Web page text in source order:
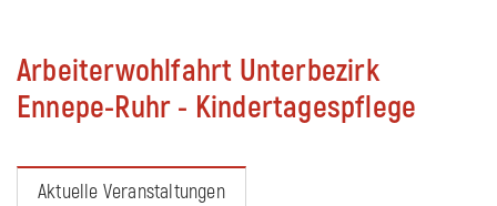
Arbeiterwohlfahrt Unterbezirk
Ennepe-Ruhr - Kindertagespflege
Aktuelle Veranstaltungen